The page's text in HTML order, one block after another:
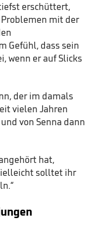
erschüttert,
mit der
Gefühl, dass sein
wenn er auf Slicks
der im damals
vielen Jahren
von Senna dann
hat,
solltet ihr